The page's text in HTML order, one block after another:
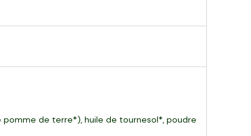
de terre*), huile de tournesol*, poudre